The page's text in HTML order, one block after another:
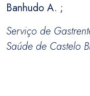
Banhudo A. ;
Serviço de
Saúde de Castelo